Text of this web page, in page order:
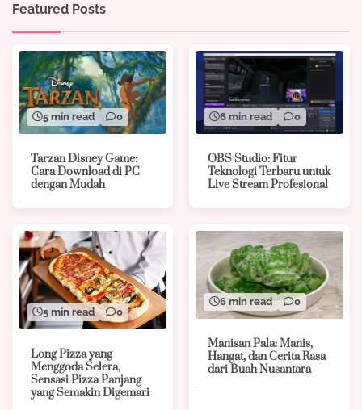
Featured Posts
5 min read 0
Tarzan Disney Game:
Cara Download di PC
dengan Mudah
6 min read 0
OBS Studio: Fitur
Teknologi Terbaru untuk
Live Stream Profesional
5 min read 0
Long Pizza yang
Menggoda Selera,
Sensasi Pizza Panjang
yang Semakin Digemari
6 min read 0
Manisan Pala: Manis,
Hangat, dan Cerita Rasa
dari Buah Nusantara